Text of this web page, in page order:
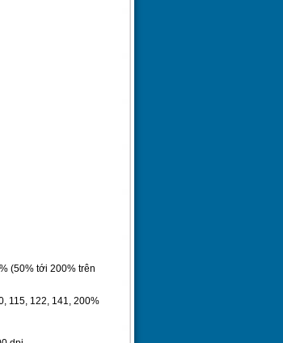
(50% tới 200% trên
115, 122, 141, 200%